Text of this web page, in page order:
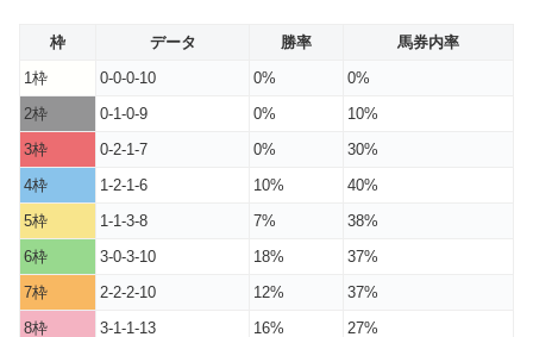
枠 データ 勝率
馬券内率
1枠
0-0-0-10 0%
0%
2枠
0-1-0-9 0%
10%
3枠
0-2-1-7 0%
30%
4枠
1-2-1-6 10%
40%
5枠
1-1-3-8 7%
38%
6枠
3-0-3-10 18%
37%
7枠
2-2-2-10 12%
37%
8枠
3-1-1-13 16% 27%